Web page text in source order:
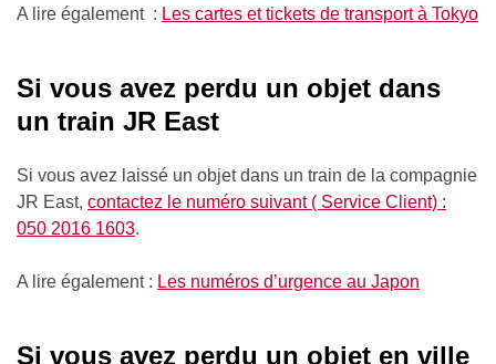
A lire également : Les cartes et tickets de transport à Tokyo
Si vous avez perdu un objet dans
un train JR East
Si vous avez laissé un objet dans un train de la compagnie
JR East, contactez le numéro suivant ( Service Client) :
050 2016 1603.
A lire également : Les numéros d’urgence au Japon
Si vous avez perdu un objet en ville